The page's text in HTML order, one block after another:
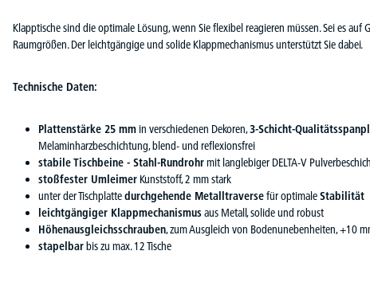
Klapptische sind die optimale Lösung, wenn Sie flexibel reagieren müssen. Sei es
Raumgrößen. Der leichtgängige und solide Klappmechanismus unterstützt Sie dabei.
Technische Daten:
Plattenstärke 25 mmin verschiedenen Dekoren,3-Schicht-
Melaminharzbeschichtung, blend- und reflexionsfrei
stabile Tischbeine - Stahl-Rundrohrmit langlebiger DELTA-V
stoßfester Umleimer Kunststoff, 2 mm stark
unter der Tischplattedurchgehende Metalltraversefür optimaleStabilität
leichtgängiger Klappmechanismusaus Metall, solide und robust
Höhenausgleichsschrauben, zum Ausgleich von Bodenunebenheiten, +10
stapelbarbis zu max. 12 Tische